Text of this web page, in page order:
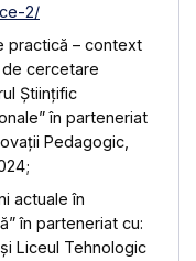
2/
practică – context
cercetare
Științific
în parteneriat
Pedagogic,
actuale în
în parteneriat cu:
Liceul Tehnologic